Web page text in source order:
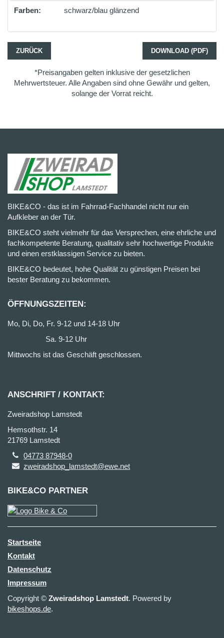
Farben: schwarz/blau glänzend
ZURÜCK DOWNLOAD (PDF)
*Preisangaben gelten inklusive der gesetzlichen
Mehrwertsteuer. Alle Angaben sind ohne Gewähr und gelten,
solange der Vorrat reicht.
BIKE&CO - das ist im Fahrrad-Fachhandel nicht nur ein
Aufkleber an der Tür.
BIKE&CO steht vielmehr für das Versprechen, eine ehrliche und
fachkompetente Beratung, qualitativ sehr hochwertige Produkte
und einen erstklassigen Service zu bieten.
BIKE&CO bedeutet, hohe Qualität zu günstigen Preisen bei
bester Beratung zu bekommen.
ÖFFNUNGSZEITEN:
Mo, Di, Do, Fr. 9-12 und 14-18 Uhr
Sa. 9-12 Uhr
Mittwochs ist das Geschäft geschlossen.
ANSCHRIFT / KONTAKT:
Zweiradshop Lamstedt
Hemsothstr. 14
21769 Lamstedt
04773 87948-0
zweiradshop_lamstedt@ewe.net
BIKE&CO PARTNER
Startseite
Kontakt
Datenschutz
Impressum
Copyright © Zweiradshop Lamstedt. Powered by
bikeshops.de.